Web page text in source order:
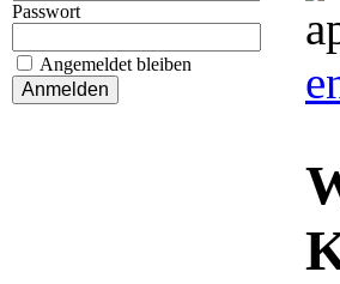
Passwort
Angemeldet bleiben